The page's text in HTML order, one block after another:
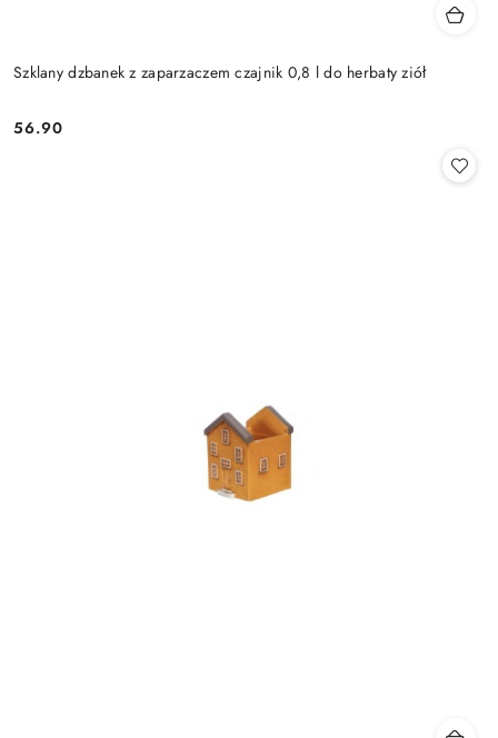
Szklany dzbanek z zaparzaczem czajnik 0,8 l do herbaty ziół
Cena:
56.90